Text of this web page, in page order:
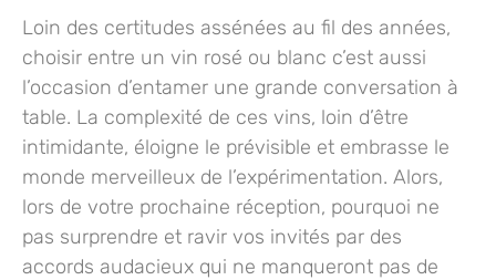
Loin des certitudes assénées au fil des années,
choisir entre un vin rosé ou blanc c’est aussi
l’occasion d’entamer une grande conversation à
table. La complexité de ces vins, loin d’être
intimidante, éloigne le prévisible et embrasse le
monde merveilleux de l’expérimentation. Alors,
lors de votre prochaine réception, pourquoi ne
pas surprendre et ravir vos invités par des
accords audacieux qui ne manqueront pas de